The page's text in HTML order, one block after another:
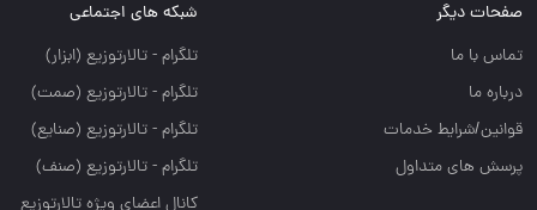
صفحات دیگر
تماس با ما
درباره ما
قوانین/شرایط خدمات
پرسش های متداول
شبکه های اجتماعی
تلگرام - تالارتوزيع (ابزار)
تلگرام - تالارتوزيع (صمت)
تلگرام - تالارتوزيع (صنايع)
تلگرام - تالارتوزیع (صنف)
کانال اعضای ویژه تالارتوزیع